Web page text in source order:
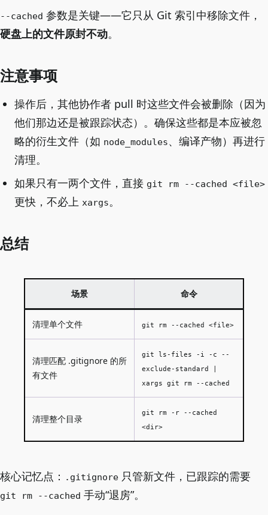
--cached 参数是关键——它只从 Git 索引中移除文件，
硬盘上的文件原封不动。
注意事项
操作后，其他协作者 pull 时这些文件会被删除（因为
他们那边还是被跟踪状态）。确保这些都是本应被忽
略的衍生文件（如 node_modules、编译产物）再进行
清理。
如果只有一两个文件，直接 git rm --cached <file>
更快，不必上 xargs。
总结
场景 命令
清理单个文件 git rm --cached <file>
清理匹配 .gitignore 的所
有文件
git ls-files -i -c --
exclude-standard |
xargs git rm --cached
清理整个目录
git rm -r --cached
<dir>
核心记忆点： .gitignore 只管新文件，已跟踪的需要
git rm --cached 手动“退房”。